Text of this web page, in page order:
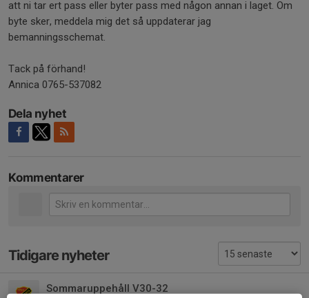
att ni tar ert pass eller byter pass med någon annan i laget. Om
byte sker, meddela mig det så uppdaterar jag
bemanningsschemat.
Tack på förhand!
Annica 0765-537082
Dela nyhet
Kommentarer
Tidigare nyheter
Sommaruppehåll V30-32